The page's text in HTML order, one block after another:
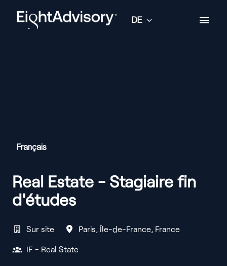
springen
Startseite
DE
Français
Real Estate - Stagiaire fin
d'études
Sur site Paris Île-de-France France
IF - Real State